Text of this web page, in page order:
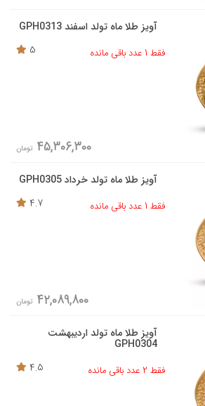
آویز طلا ماه تولد اسفند GPH0313
فقط 1 عدد باقی مانده
5
45,306,300 تومان
آویز طلا ماه تولد خرداد GPH0305
فقط 1 عدد باقی مانده
4.7
42,089,800 تومان
آویز طلا ماه تولد اردیبهشت
GPH0304
فقط 2 عدد باقی مانده
4.5